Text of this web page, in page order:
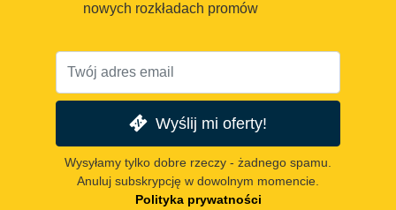
nowych rozkładach promów
Wyślij mi oferty!
Wysyłamy tylko dobre rzeczy - żadnego spamu.
Anuluj subskrypcję w dowolnym momencie.
Polityka prywatności